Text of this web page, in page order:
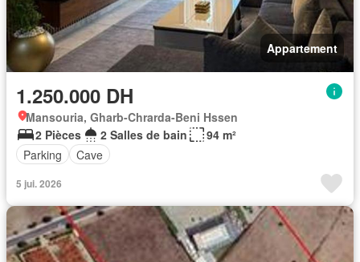
Appartement
1.250.000 DH
Mansouria, Gharb-Chrarda-Beni Hssen
2 Pièces
2 Salles de bain
94 m²
Parking
Cave
5 jui. 2026